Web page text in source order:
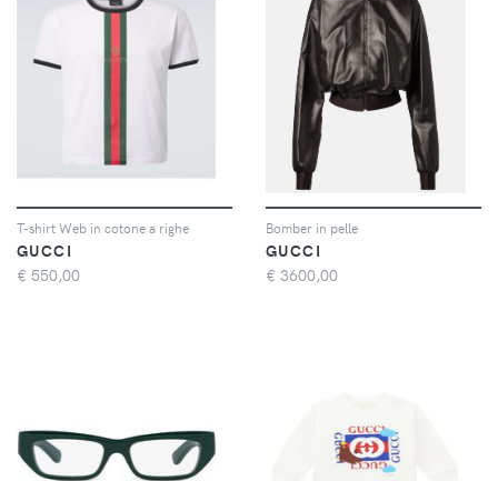
T-shirt Web in cotone a righe
GUCCI
€ 550,00
Bomber in pelle
GUCCI
€ 3600,00